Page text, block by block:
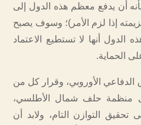
أن يدفع معظم هذه الدول إلى
إذا لزم الأمر)؛ وسوف يصبح
الدول أنها لا تستطيع الاعتماد
الحماية.
الدفاعي الأوروبي، وقرار كل من
إلى منظمة حلف شمال الأطلسي،
التوازن التام، ولابد أن